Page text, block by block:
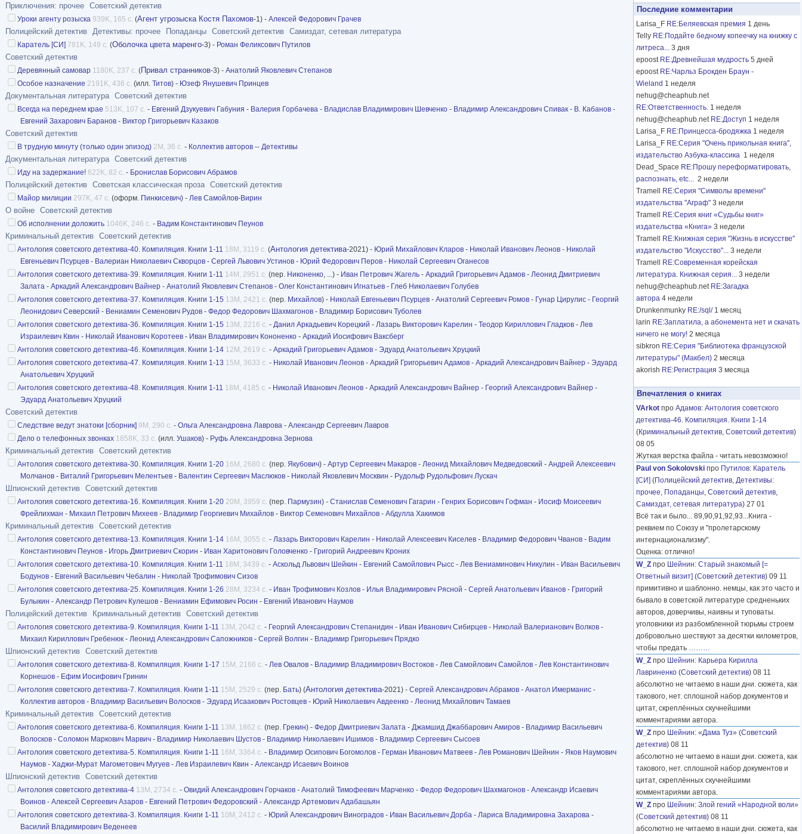
Приключения: прочее Советский детектив
Уроки агенту розыска 939K, 165 с. (Агент угрозыска Костя Пахомов-1) - Алексей Федорович Грачев
Полицейский детектив Детективы: прочее Попаданцы Советский детектив Самиздат, сетевая литература
Каратель [СИ] 781K, 149 с. (Оболочка цвета маренго-3) - Роман Феликсович Путилов
Советский детектив
Деревянный самовар 1180K, 237 с. (Привал странников-3) - Анатолий Яковлевич Степанов
Особое назначение 2191K, 436 с. (илл. Титов) - Юзеф Янушевич Принцев
Документальная литература Советский детектив
Всегда на переднем крае 513K, 107 с. - Евгений Дзукуевич Габуния - Валерия Горбачева - Владислав Владимирович Шевченко - Владимир Александрович Спивак - В. Кабанов -
Евгений Захарович Баранов - Виктор Григорьевич Казаков
Советский детектив
В трудную минуту (только один эпизод) 2M, 36 с. - Коллектив авторов -- Детективы
Документальная литература Советский детектив
Иду на задержание! 622K, 82 с. - Бронислав Борисович Абрамов
Полицейский детектив Советская классическая проза Советский детектив
Майор милиции 297K, 47 с. (оформ. Пинкисевич) - Лев Самойлов-Вирин
О войне Советский детектив
Об исполнении доложить 1046K, 246 с. - Вадим Константинович Пеунов
Криминальный детектив Советский детектив
Антология советского детектива-40. Компиляция. Книги 1-11 18M, 3119 с. (Антология детектива-2021) - Юрий Михайлович Кларов - Николай Иванович Леонов - Николай
Евгеньевич Псурцев - Валериан Николаевич Скворцов - Сергей Львович Устинов - Юрий Федорович Перов - Николай Сергеевич Оганесов
Антология советского детектива-39. Компиляция. Книги 1-11 14M, 2951 с. (пер. Никоненко, ...) - Иван Петрович Жагель - Аркадий Григорьевич Адамов - Леонид Дмитриевич
Залата - Аркадий Александрович Вайнер - Анатолий Яковлевич Степанов - Олег Константинович Игнатьев - Глеб Николаевич Голубев
Антология советского детектива-37. Компиляция. Книги 1-15 13M, 2421 с. (пер. Михайлов) - Николай Евгеньевич Псурцев - Анатолий Сергеевич Ромов - Гунар Цирулис - Георгий
Леонидович Северский - Вениамин Семенович Рудов - Федор Федорович Шахмагонов - Владимир Борисович Туболев
Антология советского детектива-36. Компиляция. Книги 1-15 13M, 2216 с. - Данил Аркадьевич Корецкий - Лазарь Викторович Карелин - Теодор Кириллович Гладков - Лев
Израилевич Квин - Николай Иванович Коротеев - Иван Владимирович Кононенко - Аркадий Иосифович Ваксберг
Антология советского детектива-46. Компиляция. Книги 1-14 12M, 2619 с. - Аркадий Григорьевич Адамов - Эдуард Анатольевич Хруцкий
Антология советского детектива-47. Компиляция. Книги 1-13 15M, 3633 с. - Николай Иванович Леонов - Аркадий Григорьевич Адамов - Аркадий Александрович Вайнер - Эдуард
Анатольевич Хруцкий
Антология советского детектива-48. Компиляция. Книги 1-11 18M, 4185 с. - Николай Иванович Леонов - Аркадий Александрович Вайнер - Георгий Александрович Вайнер -
Эдуард Анатольевич Хруцкий
Советский детектив
Следствие ведут знатоки [сборник] 9M, 290 с. - Ольга Александровна Лаврова - Александр Сергеевич Лавров
Дело о телефонных звонках 1858K, 33 с. (илл. Ушаков) - Руфь Александровна Зернова
Криминальный детектив Советский детектив
Антология советского детектива-30. Компиляция. Книги 1-20 16M, 2680 с. (пер. Якубович) - Артур Сергеевич Макаров - Леонид Михайлович Медведовский - Андрей Алексеевич
Молчанов - Виталий Григорьевич Мелентьев - Валентин Сергеевич Маслюков - Николай Яковлевич Москвин - Рудольф Рудольфович Лускач
Шпионский детектив Советский детектив
Антология советского детектива-16. Компиляция. Книги 1-20 20M, 3959 с. (пер. Пармузин) - Станислав Семенович Гагарин - Генрих Борисович Гофман - Иосиф Моисеевич
Фрейлихман - Михаил Петрович Михеев - Владимир Георгиевич Михайлов - Виктор Семенович Михайлов - Абдулла Хакимов
Криминальный детектив Советский детектив
Антология советского детектива-13. Компиляция. Книги 1-14 16M, 3055 с. - Лазарь Викторович Карелин - Николай Алексеевич Киселев - Владимир Федорович Чванов - Вадим
Константинович Пеунов - Игорь Дмитриевич Скорин - Иван Харитонович Головченко - Григорий Андреевич Кроних
Антология советского детектива-10. Компиляция. Книги 1-11 18M, 3439 с. - Аскольд Львович Шейкин - Евгений Самойлович Рысс - Лев Вениаминович Никулин - Иван Васильевич
Бодунов - Евгений Васильевич Чебалин - Николай Трофимович Сизов
Антология советского детектива-25. Компиляция. Книги 1-26 28M, 3234 с. - Иван Трофимович Козлов - Илья Владимирович Рясной - Сергей Анатольевич Иванов - Григорий
Булыкин - Александр Петрович Кулешов - Вениамин Ефимович Росин - Евгений Иванович Наумов
Полицейский детектив Криминальный детектив Советский детектив
Антология советского детектива-9. Компиляция. Книги 1-11 13M, 2042 с. - Георгий Александрович Степанидин - Иван Иванович Сибирцев - Николай Валерианович Волков -
Михаил Кириллович Гребенюк - Леонид Александрович Сапожников - Сергей Волгин - Владимир Григорьевич Прядко
Шпионский детектив Советский детектив
Антология советского детектива-8. Компиляция. Книги 1-17 15M, 2166 с. - Лев Овалов - Владимир Владимирович Востоков - Лев Самойлович Самойлов - Лев Константинович
Корнешов - Ефим Иосифович Гринин
Антология советского детектива-7. Компиляция. Книги 1-11 15M, 2529 с. (пер. Бать) (Антология детектива-2021) - Сергей Александрович Абрамов - Анатол Имерманис -
Коллектив авторов - Владимир Васильевич Волосков - Эдуард Исаакович Ростовцев - Юрий Николаевич Авдеенко - Леонид Михайлович Тамаев
Криминальный детектив Советский детектив
Антология советского детектива-6. Компиляция. Книги 1-11 13M, 1862 с. (пер. Грекин) - Федор Дмитриевич Залата - Джамшид Джаббарович Амиров - Владимир Васильевич
Волосков - Соломон Маркович Марвич - Владимир Николаевич Шустов - Владимир Николаевич Ишимов - Владимир Сергеевич Сысоев
Антология советского детектива-5. Компиляция. Книги 1-11 16M, 3364 с. - Владимир Осипович Богомолов - Герман Иванович Матвеев - Лев Романович Шейнин - Яков Наумович
Наумов - Хаджи-Мурат Магометович Мугуев - Лев Израилевич Квин - Александр Исаевич Воинов
Шпионский детектив Советский детектив
Антология советского детектива-4 13M, 2734 с. - Овидий Александрович Горчаков - Анатолий Тимофеевич Марченко - Федор Федорович Шахмагонов - Александр Исаевич
Воинов - Алексей Сергеевич Азаров - Евгений Петрович Федоровский - Александр Артемович Адабашьян
Антология советского детектива-3. Компиляция. Книги 1-11 10M, 2412 с. - Юрий Александрович Виноградов - Иван Васильевич Дорба - Лариса Владимировна Захарова -
Василий Владимирович Веденеев
Последние комментарии
Larisa_F RE:Беляевская премия 1 день
Telly RE:Подайте бедному копеечку на книжку с
литреса... 3 дня
epoost RE:Древнейшая мудрость 5 дней
epoost RE:Чарльз Брокден Браун -
Wieland 1 неделя
nehug@cheaphub.net
RE:Ответственность. 1 неделя
nehug@cheaphub.net RE:Доступ 1 неделя
Larisa_F RE:Принцесса-бродяжка 1 неделя
Larisa_F RE:Серия "Очень прикольная книга",
издательство Азбука-классика 1 неделя
Dead_Space RE:Прошу переформатировать,
распознать, etc... 2 недели
Tramell
RE:Серия "Символы времени"
издательства "Аграф" 3 недели
Tramell
RE:Серия книг «Судьбы книг»
издательства «Книга» 3 недели
Tramell
RE:Книжная серия "Жизнь в искусстве"
издательство "Искусство"... 3 недели
Tramell
RE:Современная корейская
литература. Книжная серия... 3 недели
nehug@cheaphub.net RE:Загадка
автора 4 недели
Drunkenmunky RE:/sql/ 1 месяц
larin RE:Заплатила, а абонемента нет и скачать
ничего не могу! 2 месяца
sibkron RE:Серия "Библиотека французской
литературы" (Макбел) 2 месяца
akorish RE:Регистрация 3 месяца
Впечатления о книгах
VArkot про Адамов: Антология советского
детектива-46. Компиляция. Книги 1-14
(Криминальный детектив, Советский детектив)
08 05
Жуткая верстка файла - читать невозможно!
Paul von Sokolovski про Путилов: Каратель
[СИ] (Полицейский детектив, Детективы:
прочее, Попаданцы, Советский детектив,
Самиздат, сетевая литература) 27 01
Всё так и было... 89,90,91,92,93...Книга -
реквием по Союзу и "пролетарскому
интернационализму".
Оценка: отлично!
W_Z про Шейнин: Старый знакомый [=
Ответный визит] (Советский детектив) 09 11
примитивно и шаблонно. немцы, как это часто и
бывало в советской литературе средненьких
авторов, доверчивы, наивны и туповаты.
уголовники из разбомбленной тюрьмы строем
добровольно шествуют за десятки километров,
чтобы предать ………
W_Z про Шейнин: Карьера Кирилла
Лавриненко (Советский детектив) 08 11
абсолютно не читаемо в наши дни. сюжета, как
такового, нет. сплошной набор документов и
цитат, скреплённых скучнейшими
комментариями автора.
W_Z про Шейнин: «Дама Туз» (Советский
детектив) 08 11
абсолютно не читаемо в наши дни. сюжета, как
такового, нет. сплошной набор документов и
цитат, скреплённых скучнейшими
комментариями автора.
W_Z про Шейнин: Злой гений «Народной воли»
(Советский детектив) 08 11
абсолютно не читаемо в наши дни. сюжета, как